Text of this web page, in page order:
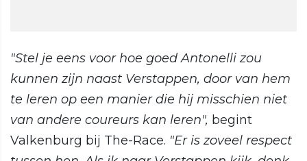
"Stel je eens voor hoe goed Antonelli zou
kunnen zijn naast Verstappen, door van hem
te leren op een manier die hij misschien niet
van andere coureurs kan leren", begint
Valkenburg bij The-Race. "Er is zoveel respect